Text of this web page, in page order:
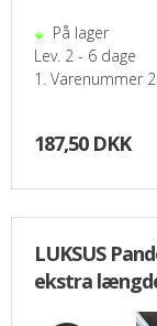
På lager
Lev. 2 - 6 dage
1. Varenummer
187,50 DKK
LUKSUS
ekstra